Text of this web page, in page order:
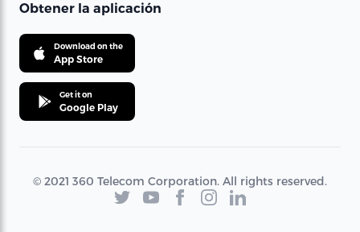
Obtener la aplicación
Download on the
App Store
Get it on
Google Play
© 2021 360 Telecom Corporation. All rights reserved.